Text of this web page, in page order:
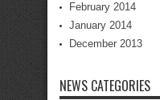
February 2014
January 2014
December 2013
NEWS CATEGORIES